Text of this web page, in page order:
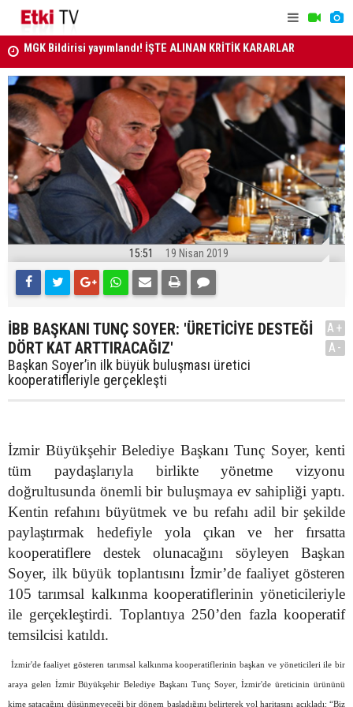
ANAYASA MAHKEMESİ KARARLARI R. GAZETE'DE..
15:51 19 Nisan 2019
İBB BAŞKANI TUNÇ SOYER: 'ÜRETİCİYE DESTEĞİ
DÖRT KAT ARTTIRACAĞIZ'
Başkan Soyer’in ilk büyük buluşması üretici
kooperatifleriyle gerçekleşti
A+
A-
İzmir Büyükşehir Belediye Başkanı Tunç Soyer, kenti
tüm paydaşlarıyla birlikte yönetme vizyonu
doğrultusunda önemli bir buluşmaya ev sahipliği yaptı.
Kentin refahını büyütmek ve bu refahı adil bir şekilde
paylaştırmak hedefiyle yola çıkan ve her fırsatta
kooperatiflere destek olunacağını söyleyen Başkan
Soyer, ilk büyük toplantısını İzmir’de faaliyet gösteren
105 tarımsal kalkınma kooperatiflerinin yöneticileriyle
ile gerçekleştirdi. Toplantıya 250’den fazla kooperatif
temsilcisi katıldı.
İzmir'de faaliyet gösteren tarımsal kalkınma kooperatiflerinin başkan ve yöneticileri ile bir
araya gelen İzmir Büyükşehir Belediye Başkanı Tunç Soyer, İzmir'de üreticinin ürününü
kime satacağını düşünmeyeceği bir dönem başladığını belirterek yol haritasını açıkladı: “Biz